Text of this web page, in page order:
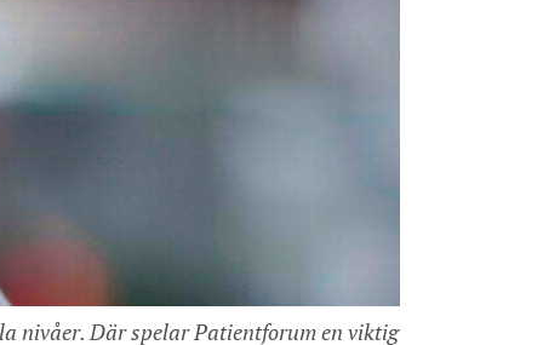
nivåer. Där spelar Patientforum en viktig